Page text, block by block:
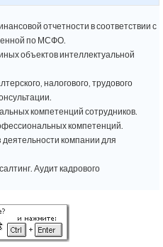
отчетности в соответствии с
по МСФО.
объектов интеллектуальной
налогового, трудового
компетенций сотрудников.
компетенций.
компании для
Аудит кадрового